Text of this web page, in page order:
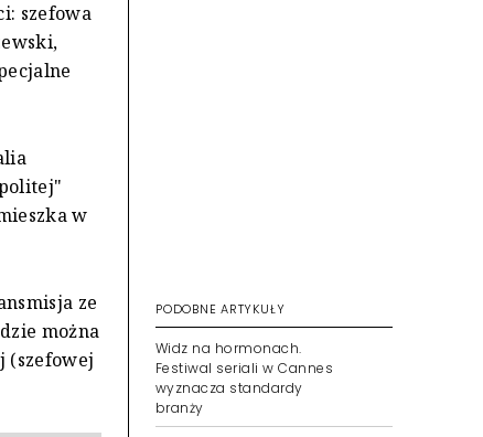
szefowa
w
ze
można
(szefowej
PODOBNE ARTYKUŁY
Widz na hormonach.
Festiwal seriali w Cannes
wyznacza standardy
branży